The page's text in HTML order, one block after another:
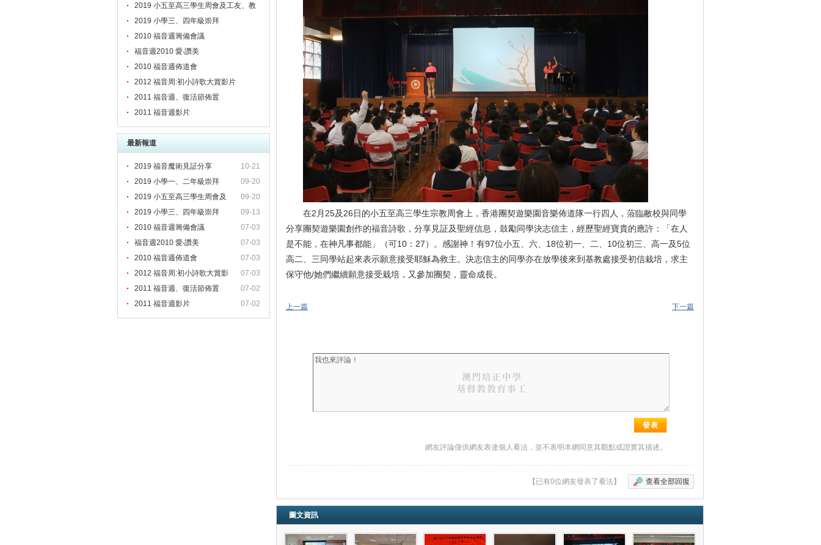
2019 小五至高三學生周會及工友、教
職員靈修會
2019 小學三、四年級崇拜
2010 福音週籌備會議
福音週2010 愛‧讚美
2010 福音週佈道會
2012 福音周:初小詩歌大賞影片
2011 福音週、復活節佈置
2011 福音週影片
最新報道
10-21
2019 福音魔術見証分享
09-20
2019 小學一、二年級崇拜
09-20
2019 小五至高三學生周會及
09-13
2019 小學三、四年級崇拜
07-03
2010 福音週籌備會議
07-03
福音週2010 愛‧讚美
07-03
2010 福音週佈道會
07-03
2012 福音周:初小詩歌大賞影
07-02
2011 福音週、復活節佈置
07-02
2011 福音週影片
在2月25及26日的小五至高三學生宗教周會上，香港團契遊樂園音樂佈道隊一行四人，蒞臨敝校與同學
分享團契遊樂園創作的福音詩歌，分享見証及聖經信息，鼓勵同學決志信主，經歷聖經寶貴的應許：「在人
是不能，在神凡事都能」（可10：27）。感謝神！有97位小五、六、18位初一、二、10位初三、高一及5位
高二、三同學站起來表示願意接受耶穌為救主。決志信主的同學亦在放學後來到基教處接受初信栽培，求主
保守他/她們繼續願意接受栽培，又參加團契，靈命成長。
上一篇 下一篇
網友評論僅供網友表達個人看法，並不表明本網同意其觀點或證實其描述。
查看全部回復
【已有0位網友發表了看法】
圖文資訊